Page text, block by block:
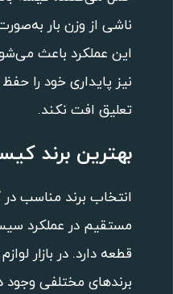
ناشی از وزن بار
این عملکرد باعث
نیز پایداری خود را
تعلیق افت نکند.
بهترین برند
انتخاب برند مناسب
مستقیم در عملکرد
قطعه دارد. در بازار
برندهای مختلفی وجود